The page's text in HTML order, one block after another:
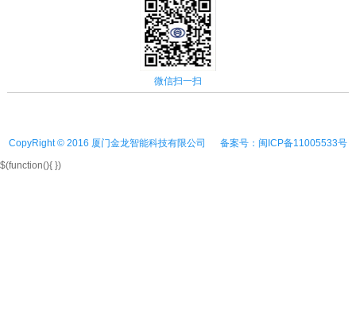
微信扫一扫
CopyRight © 2016 厦门金龙智能科技有限公司 备案号：闽ICP备11005533号
$(function(){ })